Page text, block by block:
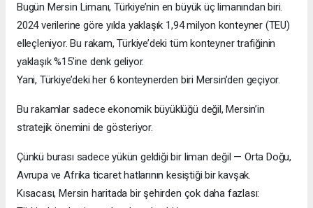
Bugün Mersin Limanı, Türkiye’nin en büyük üç limanından biri.
2024 verilerine göre yılda yaklaşık 1,94 milyon konteyner (TEU)
elleçleniyor. Bu rakam, Türkiye’deki tüm konteyner trafiğinin
yaklaşık %15’ine denk geliyor.
Yani, Türkiye’deki her 6 konteynerden biri Mersin’den geçiyor.
Bu rakamlar sadece ekonomik büyüklüğü değil, Mersin’in
stratejik önemini de gösteriyor.
Çünkü burası sadece yükün geldiği bir liman değil — Orta Doğu,
Avrupa ve Afrika ticaret hatlarının kesiştiği bir kavşak.
Kısacası, Mersin haritada bir şehirden çok daha fazlası: